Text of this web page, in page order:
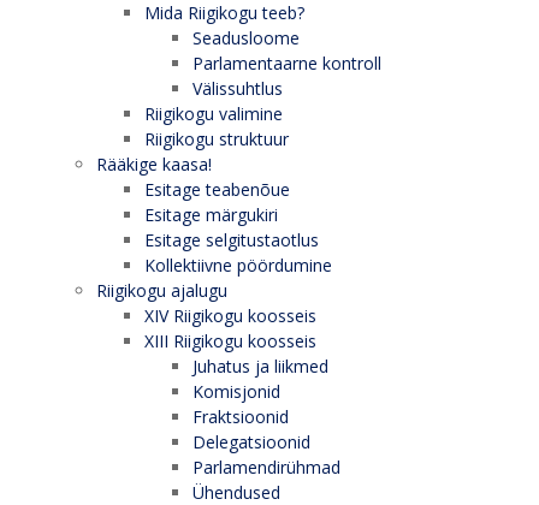
Mida Riigikogu teeb?
Seadusloome
Parlamentaarne kontroll
Välissuhtlus
Riigikogu valimine
Riigikogu struktuur
Rääkige kaasa!
Esitage teabenõue
Esitage märgukiri
Esitage selgitustaotlus
Kollektiivne pöördumine
Riigikogu ajalugu
XIV Riigikogu koosseis
XIII Riigikogu koosseis
Juhatus ja liikmed
Komisjonid
Fraktsioonid
Delegatsioonid
Parlamendirühmad
Ühendused